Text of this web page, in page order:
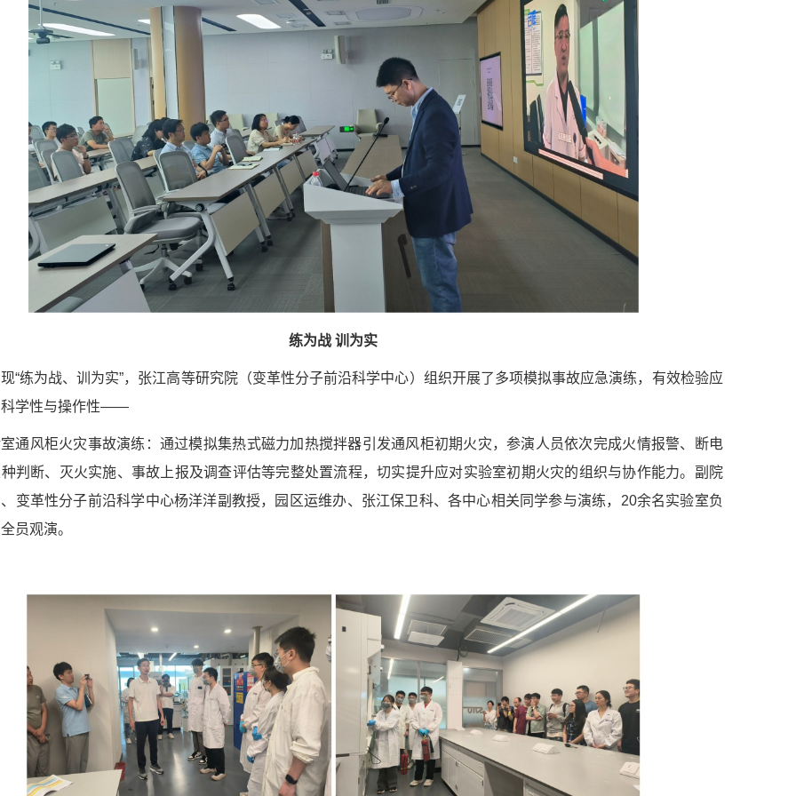
练为战 训为实
“练为战、训为实”，张江高等研究院（变革性分子前沿科学中心）组织开展了多项模拟事故应急演练，有效检验应
科学性与操作性——
通风柜火灾事故演练： 通过模拟集热式磁力加热搅拌器引发通风柜初期火灾，参演人员依次完成火情报警、断电
判断、灭火实施、事故上报及调查评估等完整处置流程，切实提升应对实验室初期火灾的组织与协作能力。副院
变革性分子前沿科学中心杨洋洋副 教授，园区运维办、张江保卫科、各中心相关同学参与演练，20余名实验室负
员观演。